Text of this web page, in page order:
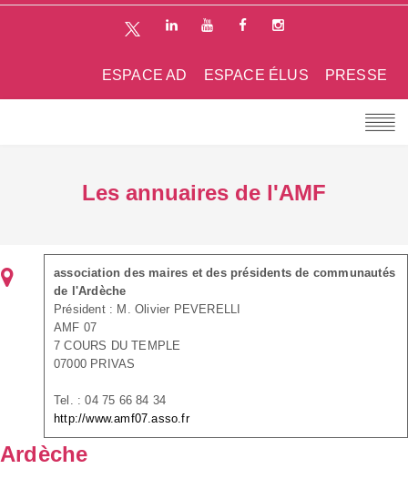
PRESSE
ESPACE ÉLUS
ESPACE AD
Les annuaires de l'AMF
association des maires et des présidents de communautés
de l'Ardèche
Président : M. Olivier PEVERELLI
AMF 07
7 COURS DU TEMPLE
07000 PRIVAS
Tel. : 04 75 66 84 34
http://www.amf07.asso.fr
Ardèche